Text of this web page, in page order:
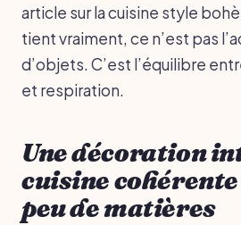
article sur la cuisine style
tient vraiment, ce n’est pas
d’objets. C’est l’équilibre
et respiration.
Une décoration
cuisine
peu de matières